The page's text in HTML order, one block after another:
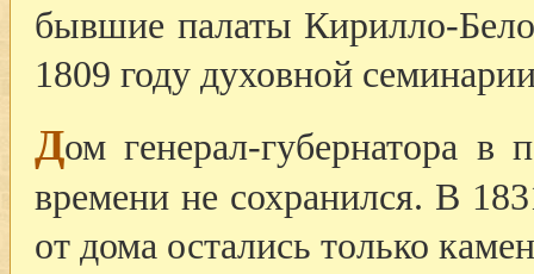
бывшие палаты Кирилло-
1809 году духовной
Дом генерал-губернатора в
времени не сохранился. В
от дома остались только